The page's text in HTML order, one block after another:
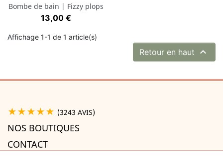
Bombe de bain | Fizzy plops
Prix
13,00 €
Affichage 1-1 de 1 article(s)
Retour en haut 
★★★★★ (3243 AVIS)
NOS BOUTIQUES
CONTACT